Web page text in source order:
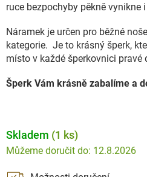
ruce bezpochyby pěkně vynikne
Náramek je určen pro běžné
kategorie. Je to krásný šperk,
místo v každé šperkovnici pravé
Šperk Vám krásně zabalíme a
Skladem (1 ks)
12.8.2026